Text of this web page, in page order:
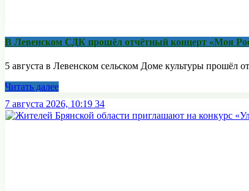
В Левенском СДК прошёл отчётный концерт «Моя
5 августа в Левенском сельском Доме культуры прошёл
Читать далее
7 августа 2026, 10:19 34